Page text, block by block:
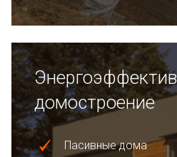
домостроение
Пасивные дома